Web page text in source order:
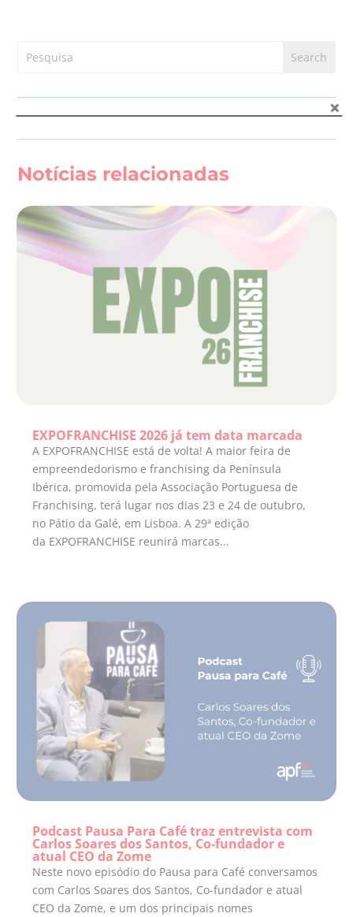
Notícias relacionadas
EXPOFRANCHISE 2026 já tem data marcada
A EXPOFRANCHISE está de volta! A maior feira de
empreendedorismo e franchising da Península
Ibérica, promovida pela Associação Portuguesa de
Franchising, terá lugar nos dias 23 e 24 de outubro,
no Pátio da Galé, em Lisboa. A 29ª edição
da EXPOFRANCHISE reunirá marcas...
Podcast Pausa Para Café traz entrevista com
Carlos Soares dos Santos, Co-fundador e
atual CEO da Zome
Neste novo episódio do Pausa para Café conversamos
com Carlos Soares dos Santos, Co-fundador e atual
CEO da Zome, e um dos principais nomes